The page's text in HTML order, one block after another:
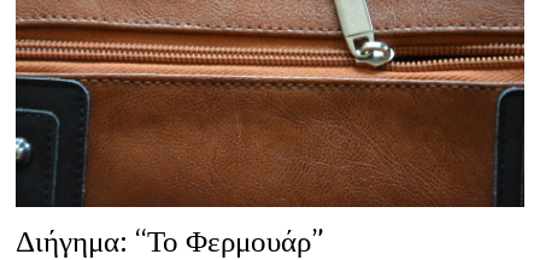
Διήγημα: “Το Φερμουάρ”